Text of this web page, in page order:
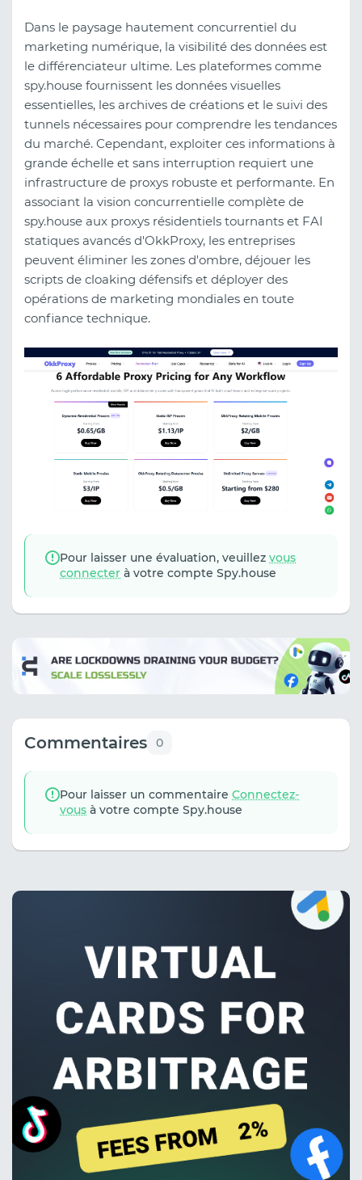
Dans le paysage hautement concurrentiel du
marketing numérique, la visibilité des données est
le différenciateur ultime. Les plateformes comme
spy.house fournissent les données visuelles
essentielles, les archives de créations et le suivi des
tunnels nécessaires pour comprendre les tendances
du marché. Cependant, exploiter ces informations à
grande échelle et sans interruption requiert une
infrastructure de proxys robuste et performante. En
associant la vision concurrentielle complète de
spy.house aux proxys résidentiels tournants et FAI
statiques avancés d'OkkProxy, les entreprises
peuvent éliminer les zones d'ombre, déjouer les
scripts de cloaking défensifs et déployer des
opérations de marketing mondiales en toute
confiance technique.
Pour laisser une évaluation, veuillez vous
connecter à votre compte Spy.house
Commentaires 0
Pour laisser un commentaire Connectez-
vous à votre compte Spy.house